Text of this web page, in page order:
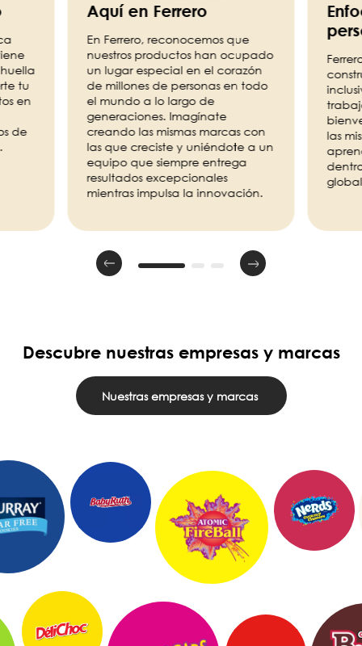
tu
en
de
Aquí en Ferrero
En Ferrero, reconocemos que
nuestros productos han ocupado
un lugar especial en el corazón
de millones de personas en todo
el mundo a lo largo de
generaciones. Imagínate
creando las mismas marcas con
las que creciste y uniéndote a un
equipo que siempre entrega
resultados excepcionales
mientras impulsa la innovación.
las
Descubre nuestras empresas y marcas
Nuestras empresas y marcas